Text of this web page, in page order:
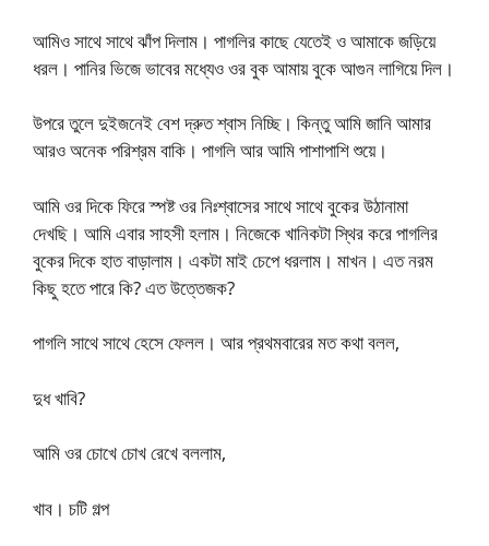
আমিও সাথে সাথে ঝাঁপ দিলাম। পাগলির কাছে যেতেই ও আমাকে জড়িয়ে
ধরল। পানির ভিজে ভাবের মধ্যেও ওর বুক আমায় বুকে আগুন লাগিয়ে দিল।
উপরে তুলে দুইজনেই বেশ দ্রুত শ্বাস নিচ্ছি। কিন্তু আমি জানি আমার
আরও অনেক পরিশ্রম বাকি। পাগলি আর আমি পাশাপাশি শুয়ে।
আমি ওর দিকে ফিরে স্পষ্ট ওর নিঃশ্বাসের সাথে সাথে বুকের উঠানামা
দেখছি। আমি এবার সাহসী হলাম। নিজেকে খানিকটা স্থির করে পাগলির
বুকের দিকে হাত বাড়ালাম। একটা মাই চেপে ধরলাম। মাখন। এত নরম
কিছু হতে পারে কি? এত উত্তেজক?
পাগলি সাথে সাথে হেসে ফেলল। আর প্রথমবারের মত কথা বলল,
দুধ খাবি?
আমি ওর চোখে চোখ রেখে বললাম,
খাব। চটি গল্প